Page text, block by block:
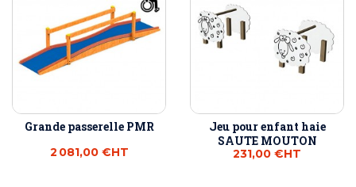
Grande passerelle PMR
2 081,00 €HT
Jeu pour enfant haie
SAUTE MOUTON
231,00 €HT